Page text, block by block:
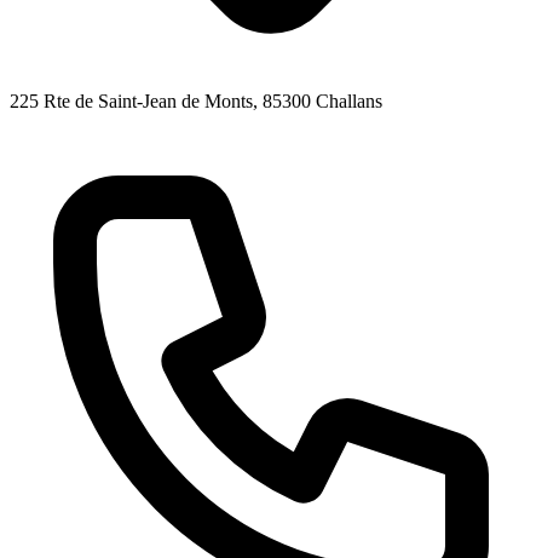
225 Rte de Saint-Jean de Monts, 85300 Challans